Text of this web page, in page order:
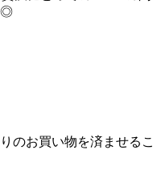
◎
のお買い物を済ませるこ